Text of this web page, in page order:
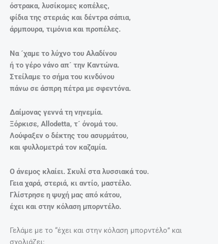
όστρακα, λυσίκομες κοπέλες,
φίδια της στεριάς και δέντρα σάπια,
άρμπουρα, τιμόνια και προπέλες.
Να ´χαμε το λύχνο του Αλαδίνου
ή το γέρο νάνο απ´ την Καντώνα.
Στείλαμε το σήμα του κινδύνου
πάνω σε άσπρη πέτρα με σφεντόνα.
Δαίμονας γεννά τη νηνεμία.
Ξόρκισε, Allodetta, τ´ όνομά του.
Λούφαξεν ο δέκτης του ασυρμάτου,
και φυλλομετρά τον καζαμία.
Ο άνεμος κλαίει. Σκυλί στα λυσσιακά του.
Γεια χαρά, στεριά, κι αντίο, μαστέλο.
Γλίστρησε η ψυχή μας από κάτου,
έχει και στην κόλαση μπορντέλο.
Γελάμε με το “έχει και στην κόλαση μπορντέλο” και
σχολιάζει: